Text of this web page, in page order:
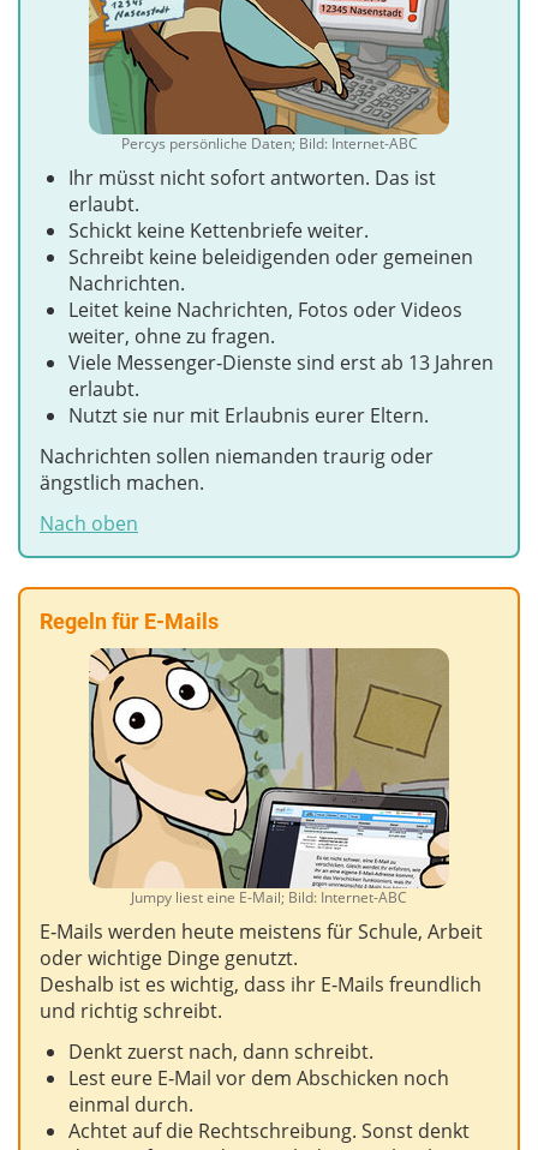
Percys persönliche Daten; Bild: Internet-ABC
Ihr müsst nicht sofort antworten. Das ist
erlaubt.
Schickt keine Kettenbriefe weiter.
Schreibt keine beleidigenden oder gemeinen
Nachrichten.
Leitet keine Nachrichten, Fotos oder Videos
weiter, ohne zu fragen.
Viele Messenger‑Dienste sind erst ab 13 Jahren
erlaubt.
Nutzt sie nur mit Erlaubnis eurer Eltern.
Nachrichten sollen niemanden traurig oder
ängstlich machen.
Nach oben
Regeln für E-Mails
Jumpy liest eine E-Mail; Bild: Internet-ABC
E‑Mails werden heute meistens für Schule, Arbeit
oder wichtige Dinge genutzt.
Deshalb ist es wichtig, dass ihr E‑Mails freundlich
und richtig schreibt.
Denkt zuerst nach, dann schreibt.
Lest eure E‑Mail vor dem Abschicken noch
einmal durch.
Achtet auf die Rechtschreibung. Sonst denkt